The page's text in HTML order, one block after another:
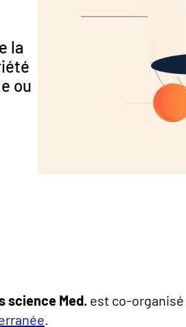
la
ou
science Med. est co-organisé